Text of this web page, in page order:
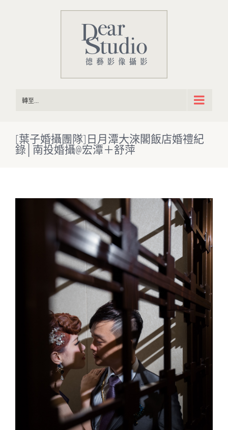
轉至...
[葉子婚攝團隊]日月潭大淶閣飯店婚禮紀
錄│南投婚攝@宏潭＋舒萍